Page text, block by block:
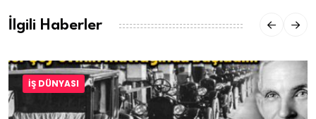
İlgili Haberler
İŞ DÜNYASI